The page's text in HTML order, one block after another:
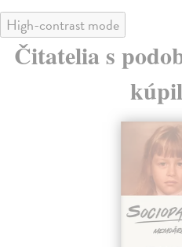
High-contrast mode
Čitatelia s